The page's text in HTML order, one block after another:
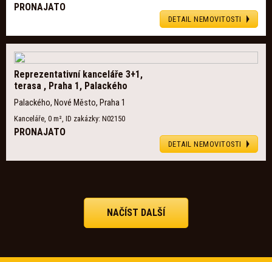
PRONAJATO
DETAIL NEMOVITOSTI
Reprezentativní kanceláře 3+1,
terasa , Praha 1, Palackého
Palackého, Nové Město, Praha 1
Kanceláře, 0 m², ID zakázky: N02150
PRONAJATO
DETAIL NEMOVITOSTI
NAČÍST DALŠÍ